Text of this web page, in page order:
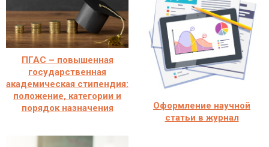
ПГАС – повышенная
государственная
академическая стипендия:
положение, категории и
порядок назначения
Оформление научной
статьи в журнал